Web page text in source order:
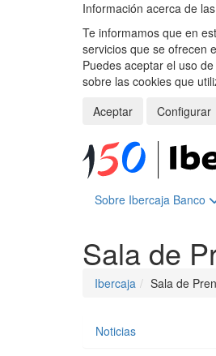
Información acerca de
Te informamos que en
servicios que se ofrecen
Puedes aceptar el uso
sobre las cookies que
Aceptar
Configurar
Sobre Ibercaja Banco
Sala de
Ibercaja Sala de
Noticias